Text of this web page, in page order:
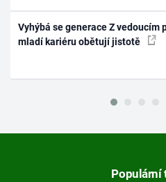
Vyhýbá se generace Z vedoucím
mladí kariéru obětují jistotě
Populární